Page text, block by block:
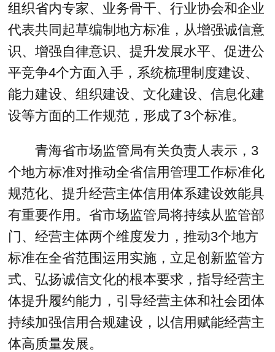
组织省内专家、业务骨干、行业协会和企业
代表共同起草编制地方标准，从增强诚信意
识、增强自律意识、提升发展水平、促进公
平竞争4个方面入手，系统梳理制度建设、
能力建设、组织建设、文化建设、信息化建
设等方面的工作规范，形成了3个标准。
青海省市场监管局有关负责人表示，3
个地方标准对推动全省信用管理工作标准化
规范化、提升经营主体信用体系建设效能具
有重要作用。省市场监管局将持续从监管部
门、经营主体两个维度发力，推动3个地方
标准在全省范围运用实施，立足创新监管方
式、弘扬诚信文化的根本要求，指导经营主
体提升履约能力，引导经营主体和社会团体
持续加强信用合规建设，以信用赋能经营主
体高质量发展。